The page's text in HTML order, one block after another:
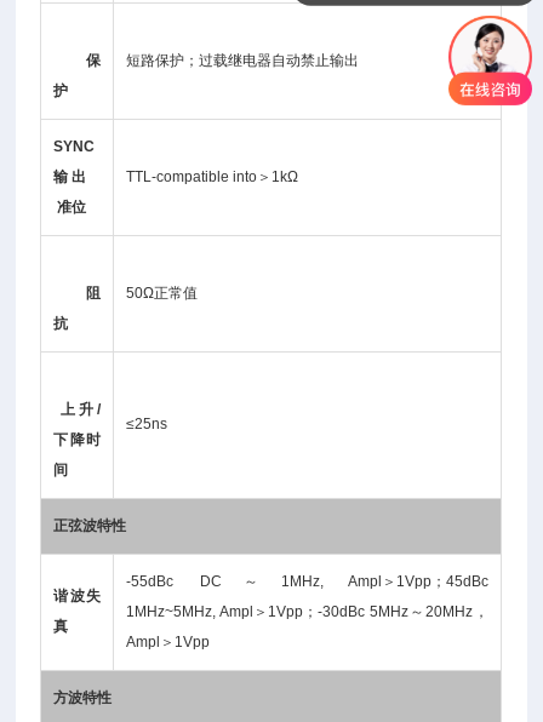
保
护
短路保护；过载继电器自动禁止输出
SYNC
输出
准位
TTL-compatible into＞1kΩ
阻
抗
50Ω正常值
上升/
下降时
间
≤25ns
正弦波特性
谐波失
真
-55dBc DC～1MHz, Ampl＞1Vpp；45dBc
1MHz~5MHz, Ampl＞1Vpp；-30dBc 5MHz～20MHz，
Ampl＞1Vpp
方波特性